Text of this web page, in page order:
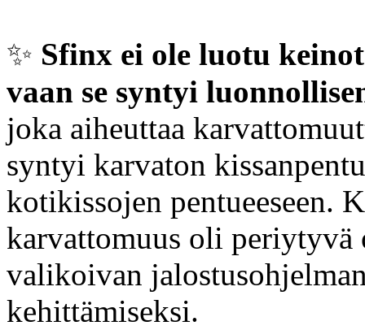
✨️ Sfinx ei ole luotu
vaan se syntyi
joka aiheuttaa
syntyi karvaton
kotikissojen pentueeseen.
karvattomuus oli periytyvä
valikoivan
kehittämiseksi.